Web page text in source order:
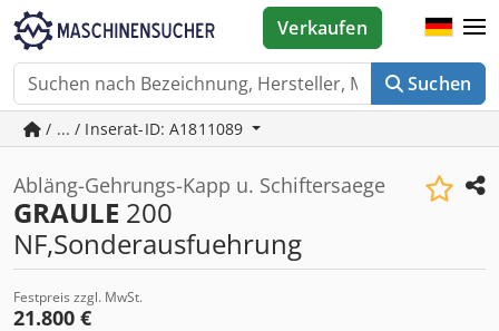
Suchen
Verkaufen
/ ... / Inserat-ID: A1811089
Abläng-Gehrungs-Kapp u. Schiftersaege
GRAULE 200
NF,Sonderausfuehrung
Festpreis zzgl. MwSt.
21.800 €